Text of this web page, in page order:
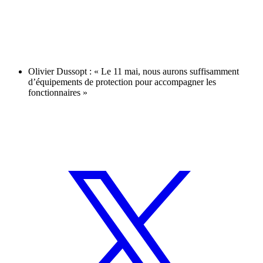
Olivier Dussopt : « Le 11 mai, nous aurons suffisamment
d’équipements de protection pour accompagner les
fonctionnaires »